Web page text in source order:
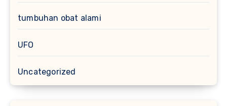
tumbuhan obat alami
UFO
Uncategorized